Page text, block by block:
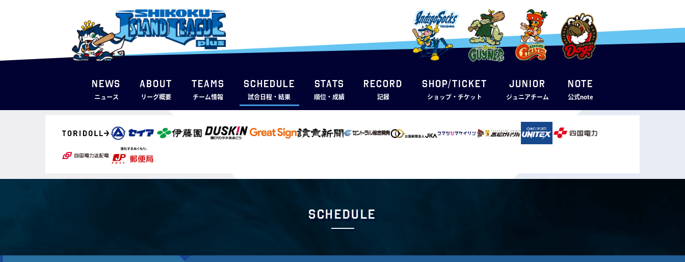
NEWS
ニュース
ABOUT
リーグ概要
TEAMS
チーム情報
SCHEDULE
試合日程・結果
STATS
順位・成績
RECORD
記録
SHOP/TICKET
ショップ・チケット
JUNIOR
ジュニアチーム
note
公式note
Schedule